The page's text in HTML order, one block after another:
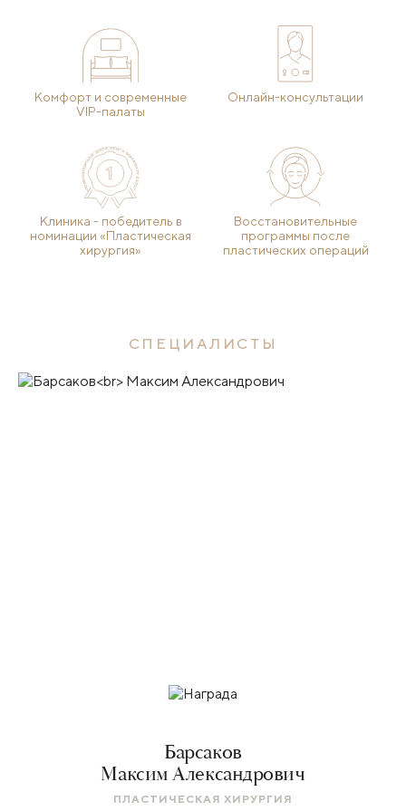
Комфорт и современные
VIP-палаты
Онлайн-консультации
Клиника - победитель в
номинации «Пластическая
хирургия»
Восстановительные
программы после
пластических операций
СПЕЦИАЛИСТЫ
Барсаков
Максим Александрович
ПЛАСТИЧЕСКАЯ ХИРУРГИЯ